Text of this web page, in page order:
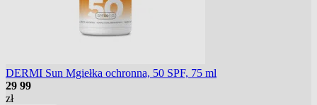
DERMI Sun Mgiełka ochronna, 50 SPF, 75 ml
29 99
zł